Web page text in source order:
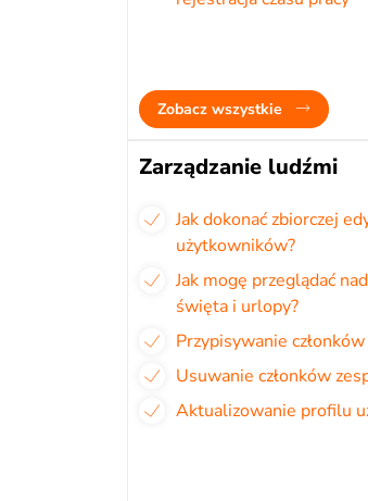
Zobacz wszystkie
Zarządzanie ludźmi
Jak dokonać zbiorczej
użytkowników?
Jak mogę przeglądać
święta i urlopy?
Przypisywanie
Usuwanie członków
Aktualizowanie profilu